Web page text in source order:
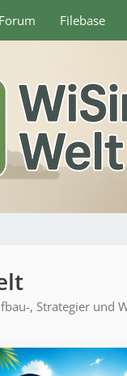
Forum Filebase
, Strategier und